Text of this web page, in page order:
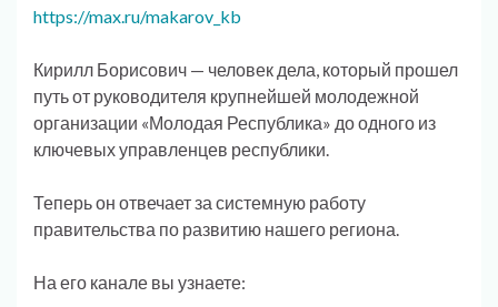
https://max.ru/makarov_kb
Кирилл Борисович — человек дела, который прошел
путь от руководителя крупнейшей молодежной
организации «Молодая Республика» до одного из
ключевых управленцев республики.
Теперь он отвечает за системную работу
правительства по развитию нашего региона.
На его канале вы узнаете: